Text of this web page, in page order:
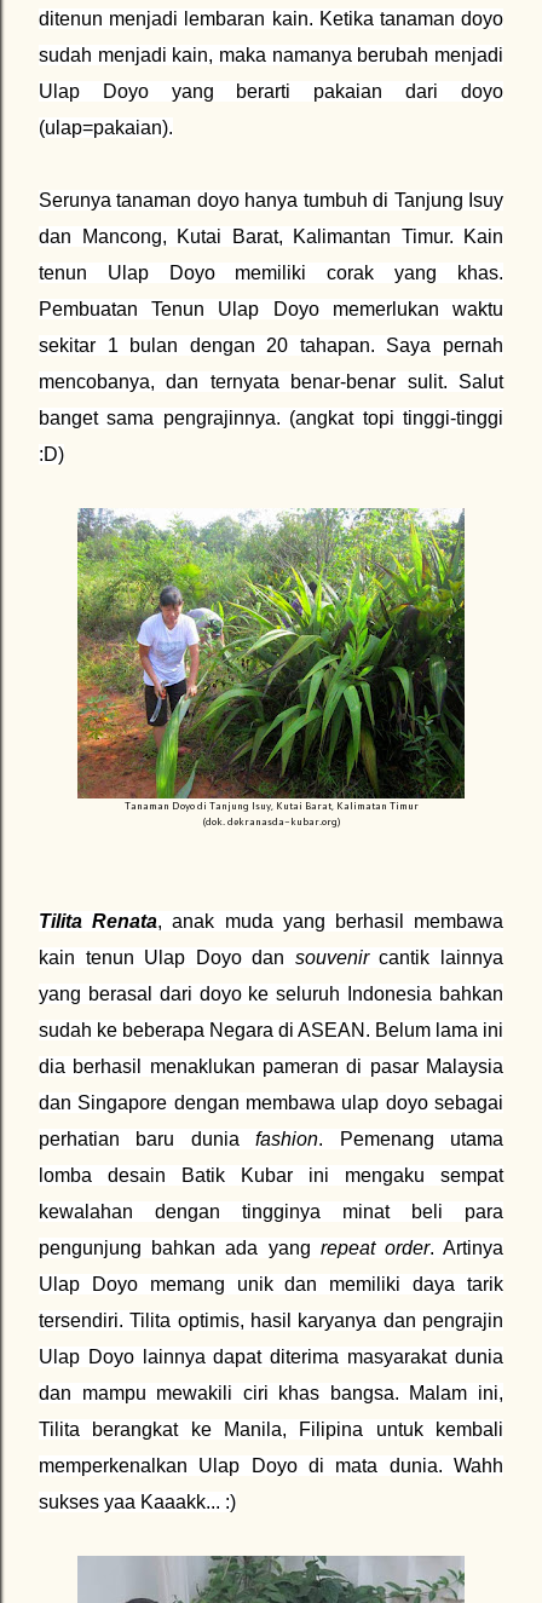
ditenun menjadi lembaran kain. Ketika tanaman doyo
sudah menjadi kain, maka namanya berubah menjadi
Ulap Doyo yang berarti pakaian dari doyo
(ulap=pakaian).
Serunya tanaman doyo hanya tumbuh di Tanjung Isuy
dan Mancong, Kutai Barat, Kalimantan Timur. Kain
tenun Ulap Doyo memiliki corak yang khas.
Pembuatan Tenun Ulap Doyo memerlukan waktu
sekitar 1 bulan dengan 20 tahapan. Saya pernah
mencobanya, dan ternyata benar-benar sulit. Salut
banget sama pengrajinnya. (angkat topi tinggi-tinggi
:D)
Tanaman Doyo di Tanjung Isuy, Kutai Barat, Kalimatan Timur
(dok. dekranasda-kubar.org)
Tilita Renata, anak muda yang berhasil membawa
kain tenun Ulap Doyo dan souvenircantik lainnya
yang berasal dari doyo ke seluruh Indonesia bahkan
sudah ke beberapa Negara di ASEAN. Belum lama ini
dia berhasil menaklukan pameran di pasar Malaysia
dan Singapore dengan membawa ulap doyo sebagai
perhatian baru duniafashion. Pemenang utama
lomba desain Batik Kubar ini mengaku sempat
kewalahan dengan tingginya minat beli para
pengunjung bahkan ada yang repeat order. Artinya
Ulap Doyo memang unik dan memiliki daya tarik
tersendiri. Tilita optimis, hasil karyanya dan pengrajin
Ulap Doyo lainnya dapat diterima masyarakat dunia
dan mampu mewakili ciri khas bangsa. Malam ini,
Tilita berangkat ke Manila, Filipina untuk kembali
memperkenalkan Ulap Doyo di mata dunia. Wahh
sukses yaa Kaaakk... :)